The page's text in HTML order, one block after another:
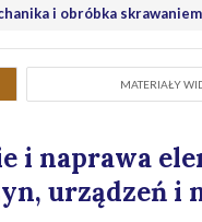
i obróbka skrawaniem
MATERIAŁY
i naprawa
urządzeń i